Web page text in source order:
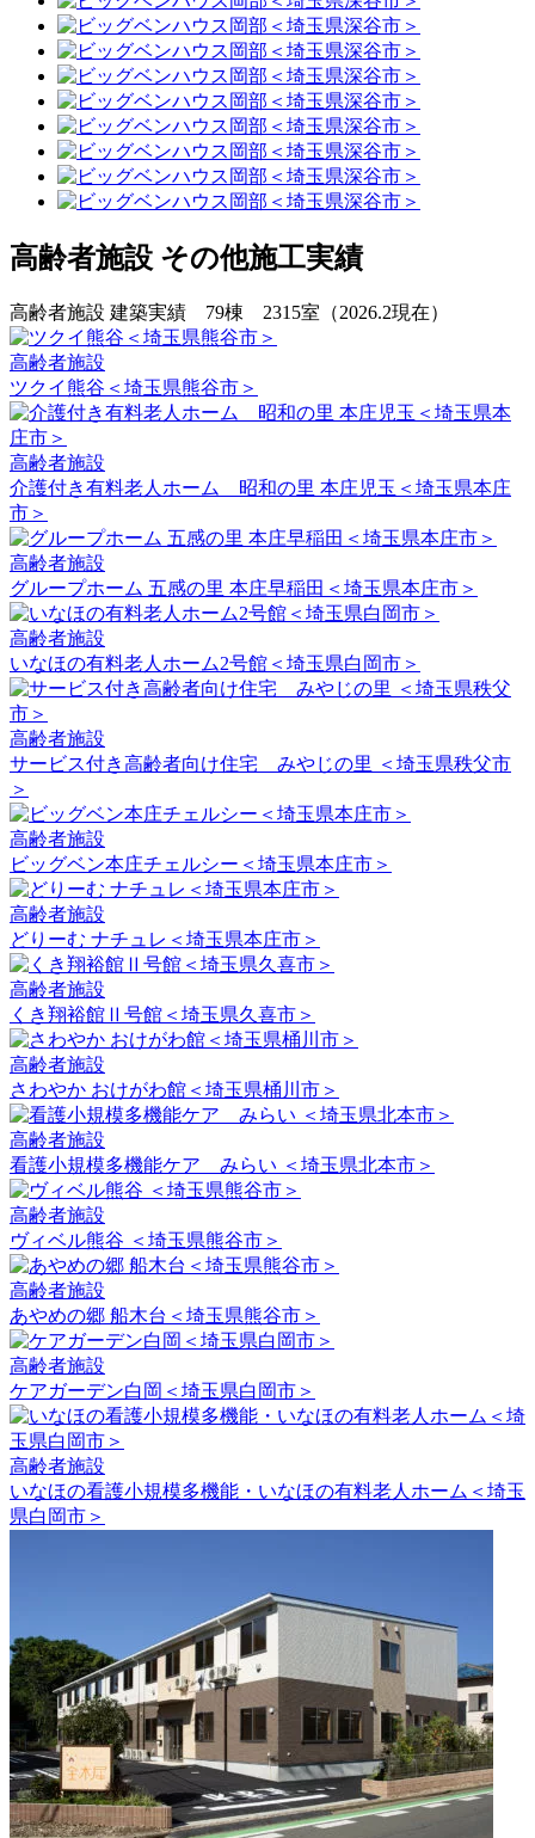
高齢者施設 その他施工実績
高齢者施設 建築実績 79棟 2315室（2026.2現在）
高齢者施設
ツクイ熊谷＜埼玉県熊谷市＞
高齢者施設
介護付き有料老人ホーム 昭和の里 本庄児玉＜埼玉県本庄
市＞
高齢者施設
グループホーム 五感の里 本庄早稲田＜埼玉県本庄市＞
高齢者施設
いなほの有料老人ホーム2号館＜埼玉県白岡市＞
高齢者施設
サービス付き高齢者向け住宅 みやじの里 ＜埼玉県秩父市
＞
高齢者施設
ビッグベン本庄チェルシー＜埼玉県本庄市＞
高齢者施設
どりーむ ナチュレ＜埼玉県本庄市＞
高齢者施設
くき翔裕館Ⅱ号館＜埼玉県久喜市＞
高齢者施設
さわやか おけがわ館＜埼玉県桶川市＞
高齢者施設
看護小規模多機能ケア みらい ＜埼玉県北本市＞
高齢者施設
ヴィベル熊谷 ＜埼玉県熊谷市＞
高齢者施設
あやめの郷 船木台＜埼玉県熊谷市＞
高齢者施設
ケアガーデン白岡＜埼玉県白岡市＞
高齢者施設
いなほの看護小規模多機能・いなほの有料老人ホーム＜埼玉
県白岡市＞